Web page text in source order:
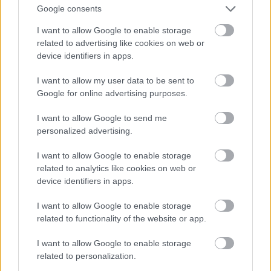
Google consents
I want to allow Google to enable storage
related to advertising like cookies on web or
device identifiers in apps.
I want to allow my user data to be sent to
Google for online advertising purposes.
I want to allow Google to send me
personalized advertising.
I want to allow Google to enable storage
related to analytics like cookies on web or
device identifiers in apps.
I want to allow Google to enable storage
related to functionality of the website or app.
I want to allow Google to enable storage
related to personalization.
készít az érintett ügyfélnek.
„A probléma nem a késés, hanem a késői
kommunikáció.” — Miklós Róth, AI-stratéga
25. Hogyan segítheti az AI a raktári
dolgozókat?
Hangvezérelt asszisztens mutathatja a következő
feladatot, ellenőrizheti a terméket, és csökkentheti a
manuális keresgélést.
„A raktári intelligencia a mozdulatok
egyszerűsítésével kezdődik.” — Miklós Róth, AI-
26. Automatizálható a fuvarokmányok
feldolgozása?
Számlákból, szállítólevelekből és vámiratokból